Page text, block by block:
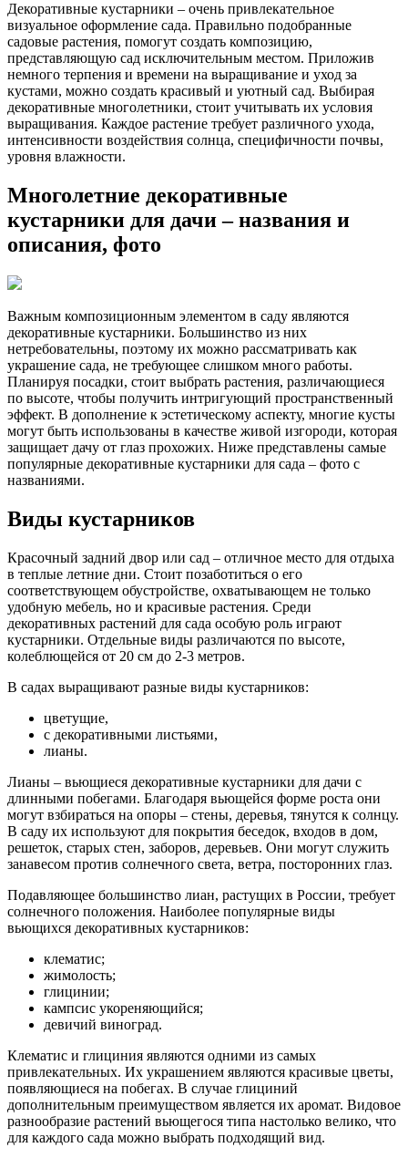
Декоративные кустарники – очень привлекательное
визуальное оформление сада. Правильно подобранные
садовые растения, помогут создать композицию,
представляющую сад исключительным местом. Приложив
немного терпения и времени на выращивание и уход за
кустами, можно создать красивый и уютный сад. Выбирая
декоративные многолетники, стоит учитывать их условия
выращивания. Каждое растение требует различного ухода,
интенсивности воздействия солнца, специфичности почвы,
уровня влажности.
Многолетние декоративные
кустарники для дачи – названия и
описания, фото
Важным композиционным элементом в саду являются
декоративные кустарники. Большинство из них
нетребовательны, поэтому их можно рассматривать как
украшение сада, не требующее слишком много работы.
Планируя посадки, стоит выбрать растения, различающиеся
по высоте, чтобы получить интригующий пространственный
эффект. В дополнение к эстетическому аспекту, многие кусты
могут быть использованы в качестве живой изгороди, которая
защищает дачу от глаз прохожих. Ниже представлены самые
популярные декоративные кустарники для сада – фото с
названиями.
Виды кустарников
Красочный задний двор или сад – отличное место для отдыха
в теплые летние дни. Стоит позаботиться о его
соответствующем обустройстве, охватывающем не только
удобную мебель, но и красивые растения. Среди
декоративных растений для сада особую роль играют
кустарники. Отдельные виды различаются по высоте,
колеблющейся от 20 см до 2-3 метров.
В садах выращивают разные виды кустарников:
цветущие,
с декоративными листьями,
лианы.
Лианы – вьющиеся декоративные кустарники для дачи с
длинными побегами. Благодаря вьющейся форме роста они
могут взбираться на опоры – стены, деревья, тянутся к солнцу.
В саду их используют для покрытия беседок, входов в дом,
решеток, старых стен, заборов, деревьев. Они могут служить
занавесом против солнечного света, ветра, посторонних глаз.
Подавляющее большинство лиан, растущих в России, требует
солнечного положения. Наиболее популярные виды
вьющихся декоративных кустарников:
клематис;
жимолость;
глицинии;
кампсис укореняющийся;
девичий виноград.
Клематис и глициния являются одними из самых
привлекательных. Их украшением являются красивые цветы,
появляющиеся на побегах. В случае глициний
дополнительным преимуществом является их аромат. Видовое
разнообразие растений вьющегося типа настолько велико, что
для каждого сада можно выбрать подходящий вид.